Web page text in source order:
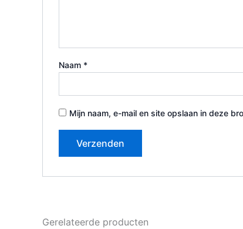
Naam *
Mijn naam, e-mail en site opslaan in deze
Gerelateerde producten